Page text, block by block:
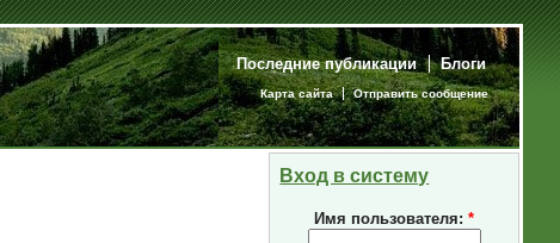
Последние публикации Блоги
Карта сайта Отправить сообщение
Вход в систему
Имя пользователя:*